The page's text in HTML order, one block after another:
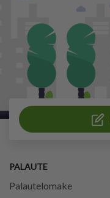
PALAUTE
Palautelomake